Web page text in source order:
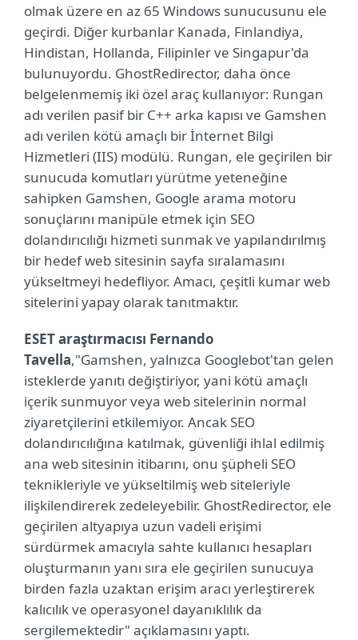
olmak üzere en az 65 Windows sunucusunu ele
geçirdi. Diğer kurbanlar Kanada, Finlandiya,
Hindistan, Hollanda, Filipinler ve Singapur'da
bulunuyordu. GhostRedirector, daha önce
belgelenmemiş iki özel araç kullanıyor: Rungan
adı verilen pasif bir C++ arka kapısı ve Gamshen
adı verilen kötü amaçlı bir İnternet Bilgi
Hizmetleri (IIS) modülü. Rungan, ele geçirilen bir
sunucuda komutları yürütme yeteneğine
sahipken Gamshen, Google arama motoru
sonuçlarını manipüle etmek için SEO
dolandırıcılığı hizmeti sunmak ve yapılandırılmış
bir hedef web sitesinin sayfa sıralamasını
yükseltmeyi hedefliyor. Amacı, çeşitli kumar web
sitelerini yapay olarak tanıtmaktır.
ESET araştırmacısı Fernando
Tavella,"Gamshen, yalnızca Googlebot'tan gelen
isteklerde yanıtı değiştiriyor, yani kötü amaçlı
içerik sunmuyor veya web sitelerinin normal
ziyaretçilerini etkilemiyor. Ancak SEO
dolandırıcılığına katılmak, güvenliği ihlal edilmiş
ana web sitesinin itibarını, onu şüpheli SEO
teknikleriyle ve yükseltilmiş web siteleriyle
ilişkilendirerek zedeleyebilir. GhostRedirector, ele
geçirilen altyapıya uzun vadeli erişimi
sürdürmek amacıyla sahte kullanıcı hesapları
oluşturmanın yanı sıra ele geçirilen sunucuya
birden fazla uzaktan erişim aracı yerleştirerek
kalıcılık ve operasyonel dayanıklılık da
sergilemektedir" açıklamasını yaptı.